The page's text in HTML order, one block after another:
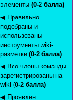
элементы (0-2 балла)
◀ Правильно
подобраны и
использованы
инструменты wiki-
разметки (0-2 балла)
◀ Все члены команды
зарегистрированы на
wiki (0-2 балла)
◀ Проявлен